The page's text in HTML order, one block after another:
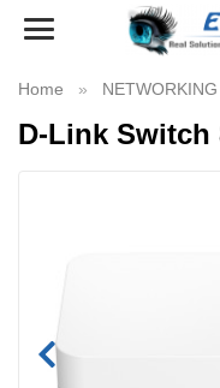
Toggle
Home NETWORKING
D-Link